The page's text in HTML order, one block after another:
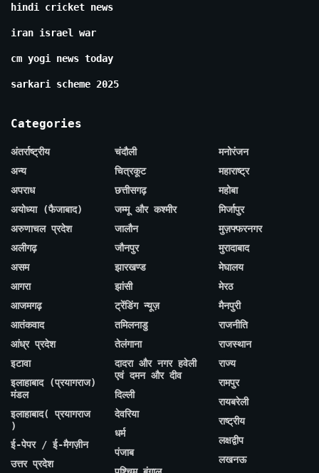
hindi cricket news
iran israel war
cm yogi news today
sarkari scheme 2025
Categories
अंतर्राष्ट्रीय
अन्य
अपराध
अयोध्या (फैजाबाद)
अरुणाचल प्रदेश
अलीगढ़
असम
आगरा
आजमगढ़
आतंकवाद
आंध्र प्रदेश
इटावा
इलाहाबाद (प्रयागराज)
मंडल
इलाहाबाद( प्रयागराज
)
ई-पेपर / ई-मैगज़ीन
उत्तर प्रदेश
चंदौली
चित्रकूट
छत्तीसगढ़
जम्मू और कश्मीर
जालौन
जौनपुर
झारखण्ड
झांसी
ट्रेंडिंग न्यूज़
तमिलनाडु
तेलंगाना
दादरा और नगर हवेली
एवं दमन और दीव
दिल्ली
देवरिया
धर्म
पंजाब
मनोरंजन
महाराष्ट्र
महोबा
मिर्जापुर
मुज़फ्फरनगर
मुरादाबाद
मेघालय
मेरठ
मैनपुरी
राजनीति
राजस्थान
राज्य
रामपुर
रायबरेली
राष्ट्रीय
लक्षद्वीप
लखनऊ